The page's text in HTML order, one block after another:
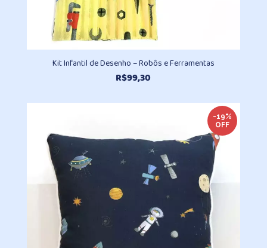
Kit Infantil de Desenho – Robôs e Ferramentas
R$99,30
-19%
OFF